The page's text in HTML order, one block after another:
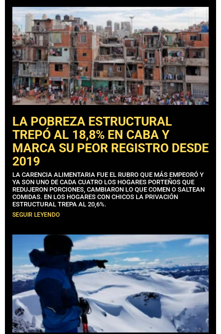
LA POBREZA ESTRUCTURAL
TREPÓ AL 18,8% EN CABA Y
MARCA SU PEOR REGISTRO DESDE
2019
LA CARENCIA ALIMENTARIA FUE EL RUBRO QUE MÁS EMPEORÓ Y
YA SON UNO DE CADA CUATRO LOS HOGARES PORTEÑOS QUE
REDUJERON PORCIONES, CAMBIARON LO QUE COMEN O SALTEAN
COMIDAS. EN LOS HOGARES CON CHICOS LA PRIVACIÓN
ESTRUCTURAL TREPA AL 20,6%.
SEGUIR LEYENDO